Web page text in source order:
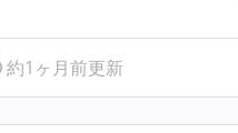
約1ヶ月前更新